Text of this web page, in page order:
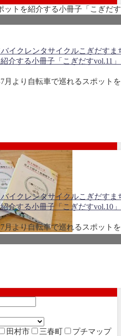
バイクレンタサイクルこぎだす ま
介する小冊子「こぎだすvol.11
月より自転車で巡れるスポッ
バイクレンタサイクルこぎだす ま
介する小冊子「こぎだすvol.10
月より自転車で巡れるスポッ
田村市 三春町
プチマップ